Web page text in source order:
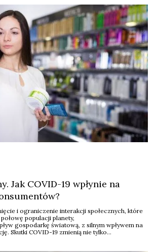
Jak COVID-19 wpłynie na
i ograniczenie interakcji społecznych, które
populacji planety,
gospodarkę światową, z silnym wpływem na
Skutki COVID-19 zmienią nie tylko